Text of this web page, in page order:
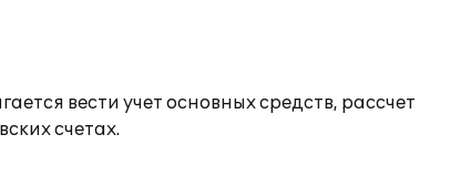
вести учет основных средств, рассчет
счетах.